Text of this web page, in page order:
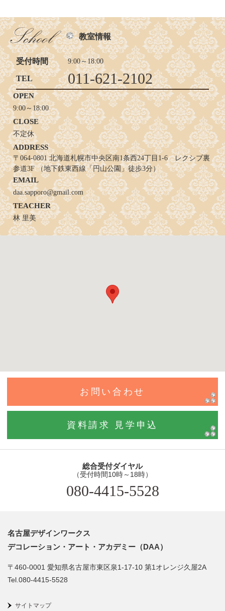
教室情報
受付時間 9:00～18:00
TEL 011-621-2102
OPEN
9:00～18:00
CLOSE
不定休
ADDRESS
〒064-0801 北海道札幌市中央区南1条西24丁目1-6 レクシブ裏
参道3F （地下鉄東西線「円山公園」徒歩3分）
EMAIL
daa.sapporo@gmail.com
TEACHER
林 里美
お問い合わせ
資料請求 見学申込
総合受付ダイヤル
（受付時間10時～18時）
080-4415-5528
名古屋デザインワークス
デコレーション・アート・アカデミー（DAA）
〒460-0001 愛知県名古屋市東区泉1-17-10 第1オレンジ久屋2A
Tel.080-4415-5528
サイトマップ